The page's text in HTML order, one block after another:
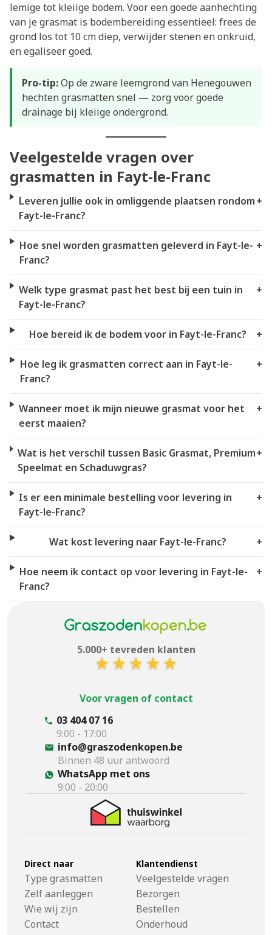
lemige tot kleiige bodem. Voor een goede aanhechting
van je grasmat is bodembereiding essentieel: frees de
grond los tot 10 cm diep, verwijder stenen en onkruid,
en egaliseer goed.
Pro-tip:Op de zware leemgrond van Henegouwen
hechten grasmatten snel — zorg voor goede
drainage bij kleiige ondergrond.
Veelgestelde vragen over
grasmatten in Fayt-le-Franc
Leveren jullie ook in omliggende plaatsen rondom
Fayt-le-Franc?
+
Hoe snel worden grasmatten geleverd in Fayt-le-
Franc?
+
Welk type grasmat past het best bij een tuin in
Fayt-le-Franc?
+
Hoe bereid ik de bodem voor in Fayt-le-Franc? +
Hoe leg ik grasmatten correct aan in Fayt-le-
Franc?
+
Wanneer moet ik mijn nieuwe grasmat voor het
eerst maaien?
+
Wat is het verschil tussen Basic Grasmat, Premium
Speelmat en Schaduwgras?
+
Is er een minimale bestelling voor levering in
Fayt-le-Franc?
+
Wat kost levering naar Fayt-le-Franc? +
Hoe neem ik contact op voor levering in Fayt-le-
Franc?
+
5.000+ tevreden klanten
Voor vragen of contact
03 404 07 16
9:00 - 17:00
info@graszodenkopen.be
Binnen 48 uur antwoord
WhatsApp met ons
9:00 - 20:00
Direct naar
Type grasmatten
Zelf aanleggen
Wie wij zijn
Contact
Klantendienst
Veelgestelde vragen
Bezorgen
Bestellen
Onderhoud